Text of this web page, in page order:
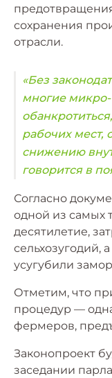
сохранения
отрасли.
«Без
многие
рабочих мест,
снижению
говорится в
Согласно
одной из самых
десятилетие,
сельхозугодий,
усугубили
Отметим, что
процедур —
фермеров,
Законопроект
заседании